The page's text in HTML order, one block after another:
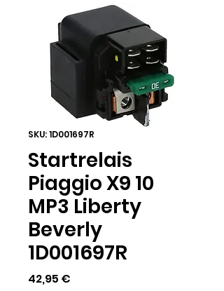
SKU: 1D001697R
Startrelais
Piaggio X9 10
MP3 Liberty
Beverly
1D001697R
42,95 €